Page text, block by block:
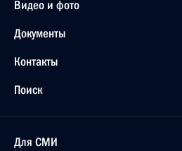
Видео и фото
Документы
Контакты
Поиск
Для СМИ